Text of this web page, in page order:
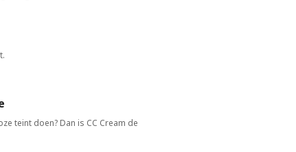
teint doen? Dan is CC Cream de